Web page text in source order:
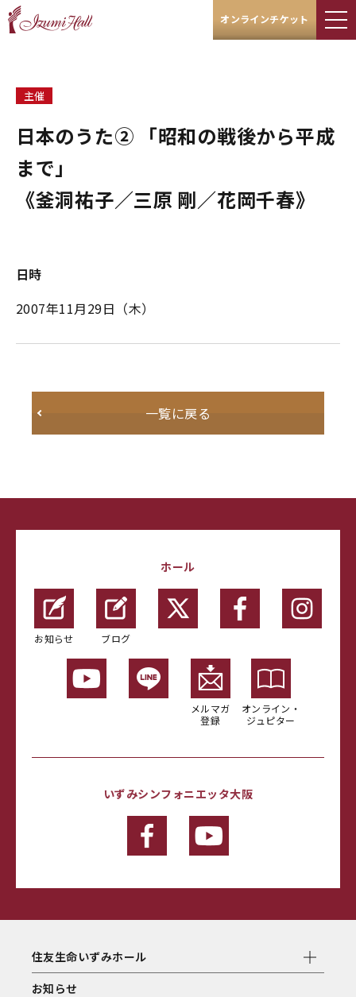
オンラインチケット
主催
日本のうた② 「昭和の戦後から平成
まで」
《釜洞祐子／三原 剛／花岡千春》
日時
2007年11月29日（木）
一覧に戻る
ホール
お知らせ ブログ
メルマガ
登録
オンライン・
ジュピター
いずみシンフォニエッタ大阪
住友生命いずみホール
お知らせ